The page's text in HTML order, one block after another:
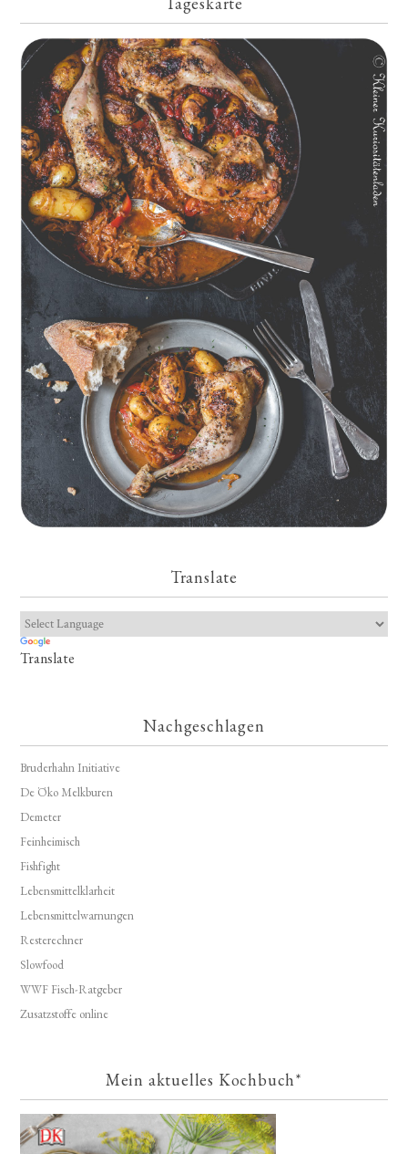
Geschmorte Hähnchenschenkel auf Paprikakraut und kleinen
Kartoffeln
Translate
Translate
Nachgeschlagen
Bruderhahn Initiative
De Öko Melkburen
Demeter
Feinheimisch
Fishfight
Lebensmittelklarheit
Lebensmittelwarnungen
Resterechner
Slowfood
WWF Fisch-Ratgeber
Zusatzstoffe online
Mein aktuelles Kochbuch*